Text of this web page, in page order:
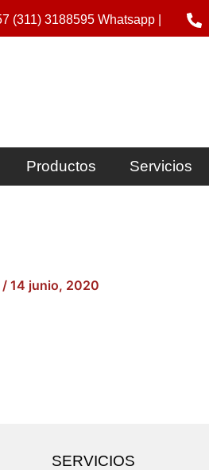
(311) 3188595 Whatsapp |
Productos Servicios
/ 14 junio, 2020
SERVICIOS